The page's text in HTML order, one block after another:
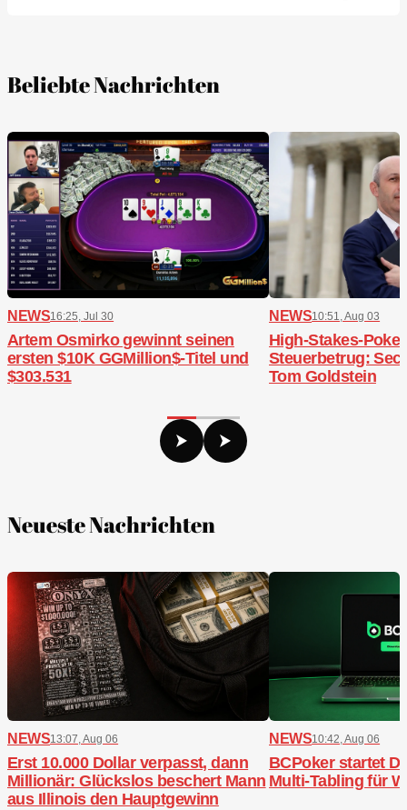
Beliebte Nachrichten
NEWS16:25, Jul 30
Artem Osmirko gewinnt seinen
ersten $10K GGMillion$-Titel und
$303.531
NEWS10:51, Aug 03
High-Stakes-
Steuerbetrug:
Tom Goldstein
Neueste Nachrichten
NEWS13:07, Aug 06
Erst 10.000 Dollar verpasst, dann
Millionär: Glückslos beschert Mann
aus Illinois den Hauptgewinn
NEWS10:42, Aug 06
BCPoker startet
Multi-Tabling für